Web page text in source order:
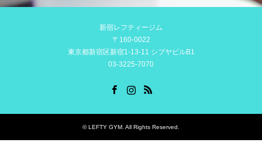
新宿レフティージム
〒160-0022
東京都新宿区新宿1-13-11 シブヤビルB1
03-3225-7070
©LEFTY GYM . All Rights Reserved.